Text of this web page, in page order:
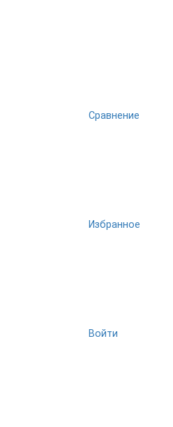
Сравнение
Избранное
Войти